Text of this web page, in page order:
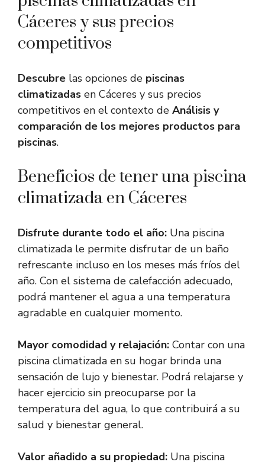
Cáceres y sus precios
competitivos
Descubre las opciones de piscinas
climatizadas en Cáceres y sus precios
competitivos en el contexto de Análisis y
comparación de los mejores productos para
piscinas.
Beneficios de tener una piscina
climatizada en Cáceres
Disfrute durante todo el año: Una piscina
climatizada le permite disfrutar de un baño
refrescante incluso en los meses más fríos del
año. Con el sistema de calefacción adecuado,
podrá mantener el agua a una temperatura
agradable en cualquier momento.
Mayor comodidad y relajación: Contar con una
piscina climatizada en su hogar brinda una
sensación de lujo y bienestar. Podrá relajarse y
hacer ejercicio sin preocuparse por la
temperatura del agua, lo que contribuirá a su
salud y bienestar general.
Valor añadido a su propiedad: Una piscina